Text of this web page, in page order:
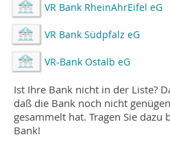
VR Bank RheinAhrEifel eG
VR Bank Südpfalz eG
VR-Bank Ostalb eG
Ist Ihre Bank nicht in der Liste?
daß die Bank noch nicht
gesammelt hat. Tragen Sie dazu
Bank!